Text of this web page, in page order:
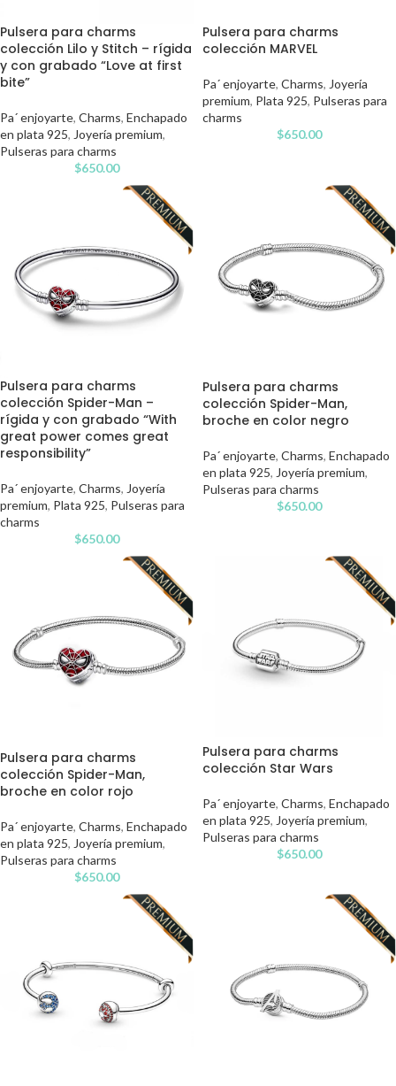
Pulsera para charms
colección Lilo y Stitch – rígida
y con grabado “Love at first
bite”
Pa´ enjoyarte, Charms, Enchapado
en plata 925, Joyería premium,
Pulseras para charms
$650.00
Pulsera para charms
colección MARVEL
Pa´ enjoyarte, Charms, Joyería
premium, Plata 925, Pulseras para
charms
$650.00
Pulsera para charms
colección Spider-Man –
rígida y con grabado “With
great power comes great
responsibility”
Pa´ enjoyarte, Charms, Joyería
premium, Plata 925, Pulseras para
charms
$650.00
Pulsera para charms
colección Spider-Man,
broche en color negro
Pa´ enjoyarte, Charms, Enchapado
en plata 925, Joyería premium,
Pulseras para charms
$650.00
Pulsera para charms
colección Spider-Man,
broche en color rojo
Pa´ enjoyarte, Charms, Enchapado
en plata 925, Joyería premium,
Pulseras para charms
$650.00
Pulsera para charms
colección Star Wars
Pa´ enjoyarte, Charms, Enchapado
en plata 925, Joyería premium,
Pulseras para charms
$650.00